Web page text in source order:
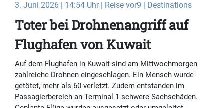
3. Juni 2026 | 14:54 Uhr | Reise vor9 | Destinations
Toter bei Drohnenangriff auf
Flughafen von Kuwait
Auf dem Flughafen in Kuwait sind am Mittwochmorgen
zahlreiche Drohnen eingeschlagen. Ein Mensch wurde
getötet, mehr als 60 verletzt. Zudem entstanden im
Passagierbereich an Terminal 1 schwere Sachschäden.